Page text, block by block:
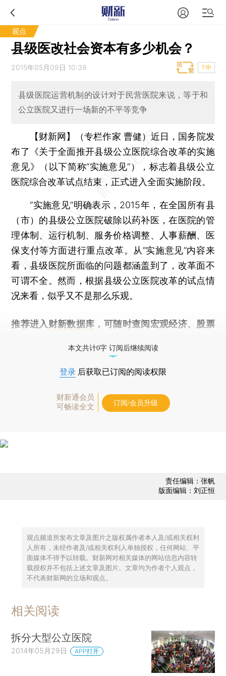
观点
县级医改社会资本有多少机会？
2015年05月09日 10:39 T中
县级医院运营机制的设计对于民营医院来说，等于和
公立医院又进行一场新的不平等竞争
【财新网】（专栏作家 曹健）近日，国务院发
布了《关于全面推开县级公立医院综合改革的实施
意见》（以下简称“实施意见”），标志着县级公立
医院综合改革试点结束，正式进入全面实施阶段。
“实施意见”明确表示，2015年，在全国所有县
（市）的县级公立医院破除以药补医，在医院的管
理体制、运行机制、服务价格调整、人事薪酬、医
保支付等方面进行重点改革。从“实施意见”内容来
看，县级医院所面临的问题都涵盖到了，改革面不
可谓不全。然而，根据县级公立医院改革的试点情
况来看，似乎又不是那么乐观。
推荐进入 财新数据库 ，可随时查阅宏观经济、股票
本文共计0字 订阅后继续阅读
登录 后获取已订阅的阅读权限
财新通会员
可畅读全文
订阅/会员升级
责任编辑：张帆
版面编辑：刘正恒
观点频道所发布文章及图片之版权属作者本人及/或相关权利
人所有，未经作者及/或相关权利人单独授权，任何网站、平
面媒体不得予以转载。财新网对相关媒体的网站信息内容转
载授权并不包括上述文章及图片。文章均为作者个人观点，
不代表财新网的立场和观点。
相关阅读
拆分大型公立医院
2014年05月29日 APP打开